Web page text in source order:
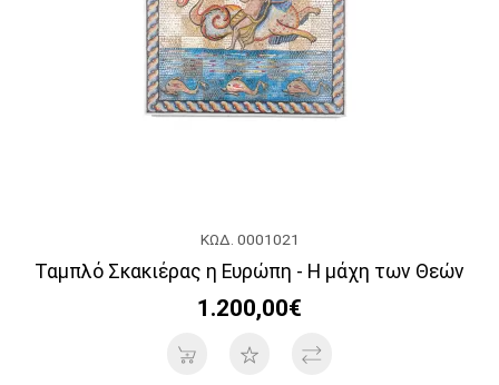
ΚΩΔ. 0001021
Ταμπλό Σκακιέρας η Ευρώπη - Η μάχη των Θεών
1.200,00€